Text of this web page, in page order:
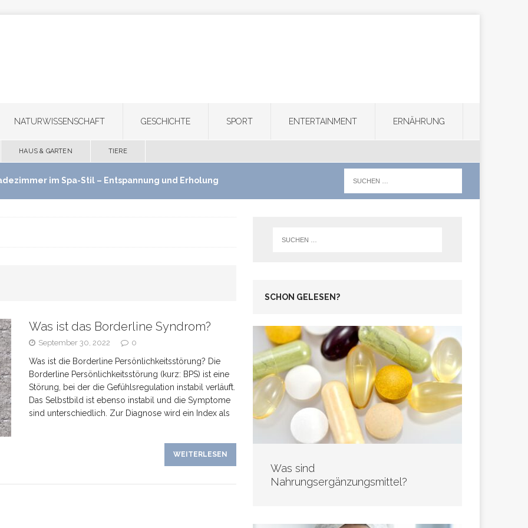
NATURWISSENSCHAFT GESCHICHTE SPORT ENTERTAINMENT ERNÄHRUNG
HAUS & GARTEN TIERE
im Spa-Stil – Entspannung und Erholung
schaffen HAUS & GARTEN
Banken verschweigen –
bei Tagesgeldangeboten richtig deuten
Marketing trifft Offline-Präsenz: Synergien
Was ist das Borderline Syndrom?
September 30, 2022 0
Was ist die Borderline Persönlichkeitsstörung? Die
Borderline Persönlichkeitsstörung (kurz: BPS) ist eine
Störung, bei der die Gefühlsregulation instabil verläuft.
Das Selbstbild ist ebenso instabil und die Symptome
sind unterschiedlich. Zur Diagnose wird ein Index als
WEITERLESEN
SCHON GELESEN?
Was sind
Nahrungsergänzungsmittel?